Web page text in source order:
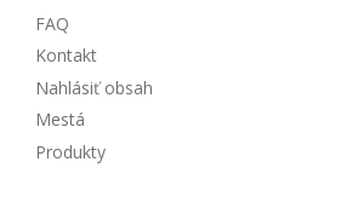
FAQ
Kontakt
Nahlásiť obsah
Mestá
Produkty